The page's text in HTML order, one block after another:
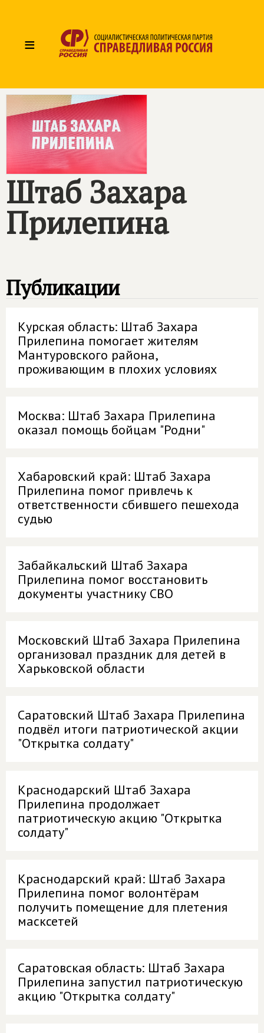
≡
Штаб Захара
Прилепина
Публикации
Курская область: Штаб Захара
Прилепина помогает жителям
Мантуровского района,
проживающим в плохих условиях
Москва: Штаб Захара Прилепина
оказал помощь бойцам "Родни"
Хабаровский край: Штаб Захара
Прилепина помог привлечь к
ответственности сбившего пешехода
судью
Забайкальский Штаб Захара
Прилепина помог восстановить
документы участнику СВО
Московский Штаб Захара Прилепина
организовал праздник для детей в
Харьковской области
Саратовский Штаб Захара Прилепина
подвёл итоги патриотической акции
"Открытка солдату"
Краснодарский Штаб Захара
Прилепина продолжает
патриотическую акцию "Открытка
солдату"
Краснодарский край: Штаб Захара
Прилепина помог волонтёрам
получить помещение для плетения
масксетей
Саратовская область: Штаб Захара
Прилепина запустил патриотическую
акцию "Открытка солдату"